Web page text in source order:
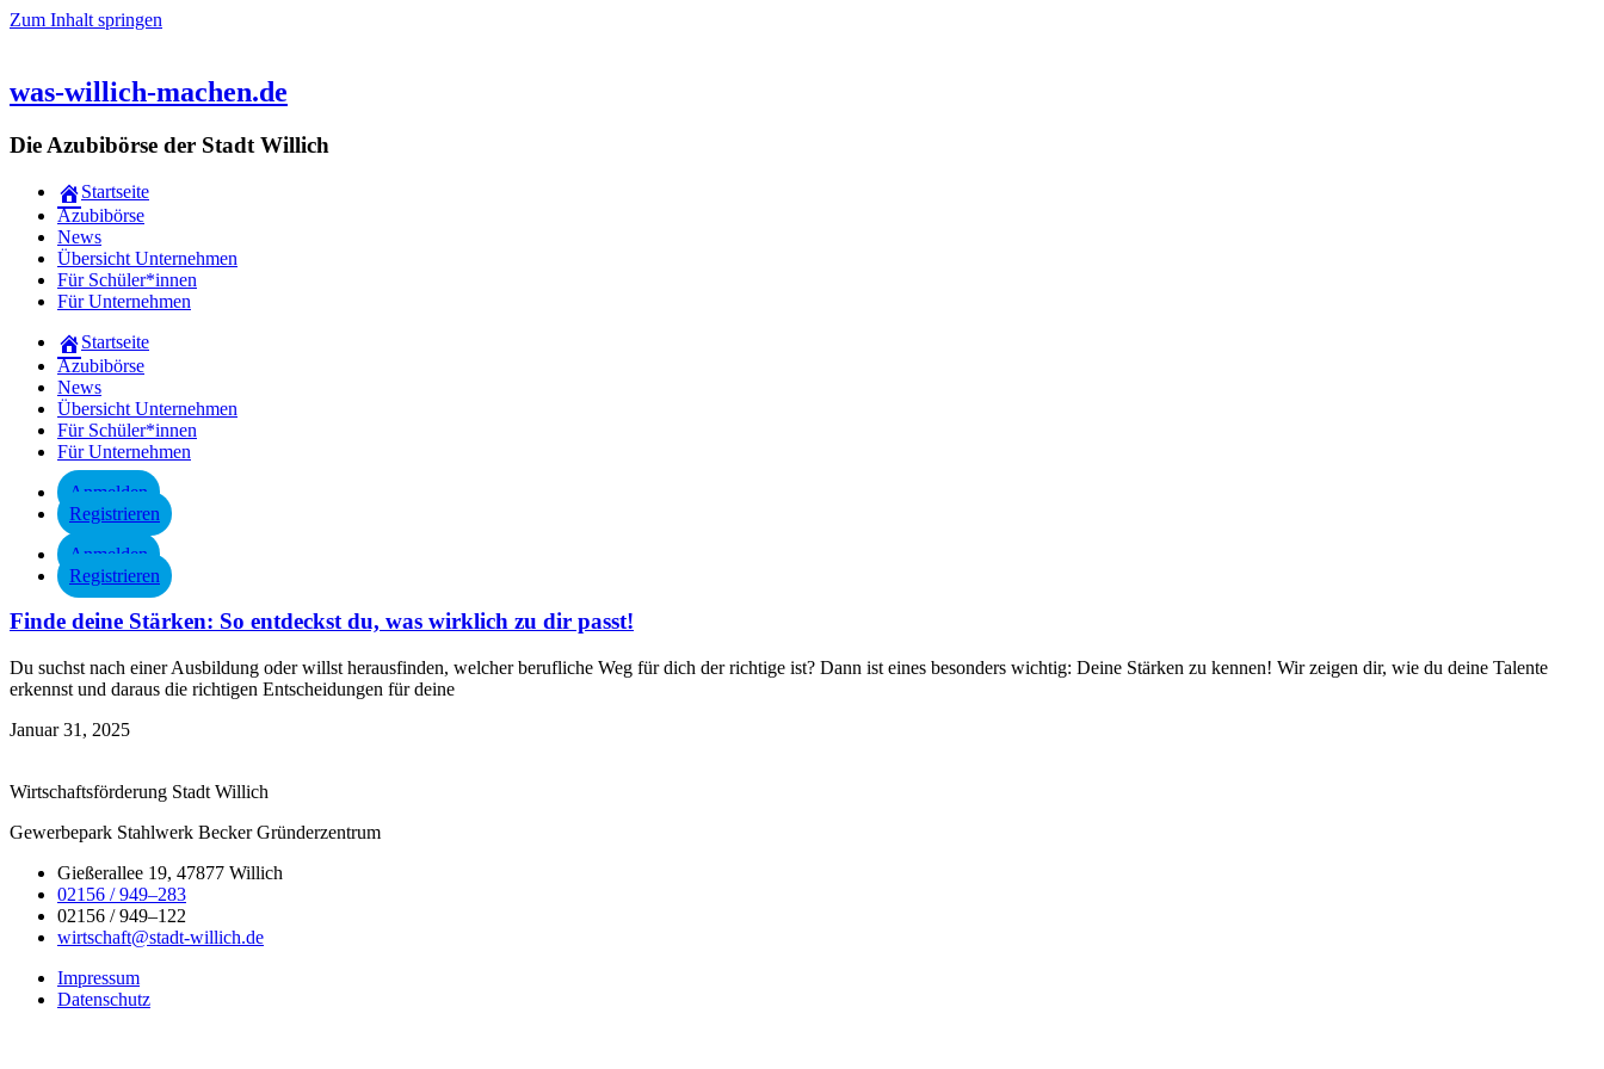
Zum Inhalt springen
was-willich-machen.de
Die Azubibörse der Stadt Willich
Startseite
Azubibörse
News
Übersicht Unternehmen
Für Schüler*innen
Für Unternehmen
Startseite
Azubibörse
News
Übersicht Unternehmen
Für Schüler*innen
Für Unternehmen
Anmelden
Registrieren
Anmelden
Registrieren
Finde deine Stärken: So entdeckst du, was wirklich zu dir passt!
Du suchst nach einer Ausbildung oder willst herausfinden, welcher berufliche Weg für dich der richtige ist? Dann ist eines besonders wichtig: Deine Stärken zu kennen! Wir zeigen dir, wie du deine Talente
erkennst und daraus die richtigen Entscheidungen für deine
Januar 31, 2025
Wirtschaftsförderung Stadt Willich
Gewerbepark Stahlwerk Becker Gründerzentrum
Gießerallee 19, 47877 Willich
02156 / 949–283
02156 / 949–122
wirtschaft@stadt-willich.de
Impressum
Datenschutz